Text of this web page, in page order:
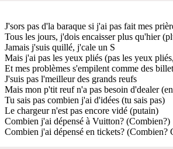
J'sors pas d'la baraque si j'ai pas fait mes
Tous les jours, j'dois encaisser plus qu'hier
Jamais j'suis quillé, j'cale un S
Mais j'ai pas les yeux pliés (pas les yeux
Et mes problèmes s'empilent comme des
J'suis pas l'meilleur des grands reufs
Mais mon p'tit reuf n'a pas besoin d'dealer
Tu sais pas combien j'ai d'idées (tu sais pas)
Le chargeur n'est pas encore vidé (putain)
Combien j'ai dépensé à Vuitton? (Combien?)
Combien j'ai dépensé en tickets? (Combien?